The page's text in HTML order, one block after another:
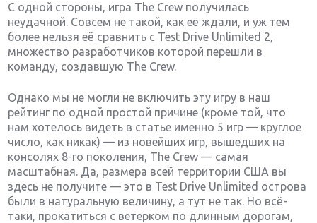
С одной стороны, игра The Crew получилась
неудачной. Совсем не такой, как её ждали, и уж тем
более нельзя её сравнить с Test Drive Unlimited 2,
множество разработчиков которой перешли в
команду, создавшую The Crew.
Однако мы не могли не включить эту игру в наш
рейтинг по одной простой причине (кроме той, что
нам хотелось видеть в статье именно 5 игр — круглое
число, как никак) — из новейших игр, вышедших на
консолях 8-го поколения, The Crew — самая
масштабная. Да, размера всей территории США вы
здесь не получите — это в Test Drive Unlimited острова
были в натуральную величину, а тут не так. Но всё-
таки, прокатиться с ветерком по длинным дорогам,